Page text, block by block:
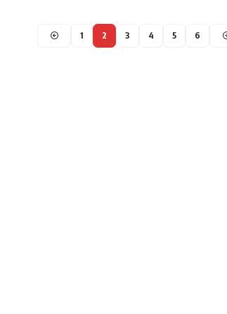
1 2 3 4 5 6